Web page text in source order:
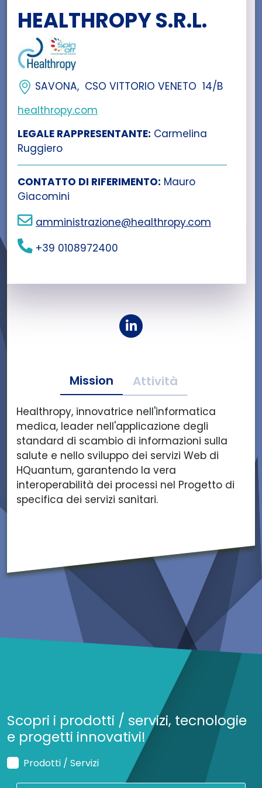
HEALTHROPY S.R.L.
SAVONA, CSO VITTORIO VENETO 14/B
healthropy.com
LEGALE RAPPRESENTANTE: Carmelina
Ruggiero
CONTATTO DI RIFERIMENTO: Mauro
Giacomini
amministrazione@healthropy.com
+39 0108972400
L
i
e
d
i
n
d
i
H
E
A
R
R.
L.
Mission Attività
Healthropy, innovatrice nell'informatica
medica, leader nell'applicazione degli
standard di scambio di informazioni sulla
salute e nello sviluppo dei servizi Web di
HQuantum, garantendo la vera
interoperabilità dei processi nel Progetto di
specifica dei servizi sanitari.
Scopri i prodotti / servizi, tecnologie
e progetti innovativi!
Prodotti / Servizi